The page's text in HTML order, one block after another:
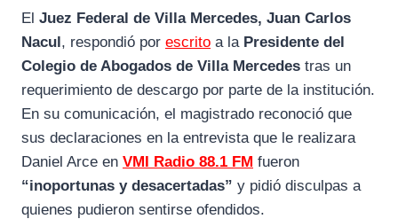
c
e
b
o
k
l
e
g
m
a
t
s
p
El Juez Federal de Villa Mercedes, Juan Carlos
Nacul, respondió por escrito a la Presidente del
Colegio de Abogados de Villa Mercedes tras un
requerimiento de descargo por parte de la institución.
En su comunicación, el magistrado reconoció que
sus declaraciones en la entrevista que le realizara
Daniel Arce en VMI Radio 88.1 FM fueron
“inoportunas y desacertadas” y pidió disculpas a
quienes pudieron sentirse ofendidos.